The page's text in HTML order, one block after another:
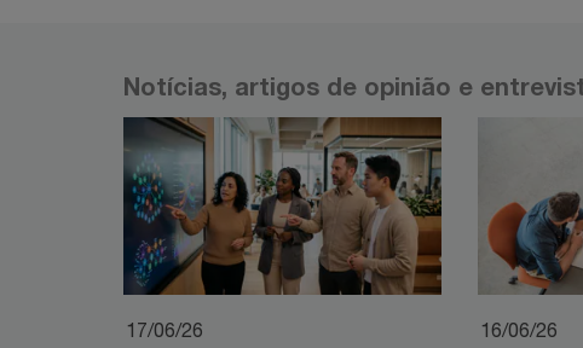
Notícias, artigos de opinião e
17/06/26 16/06/26